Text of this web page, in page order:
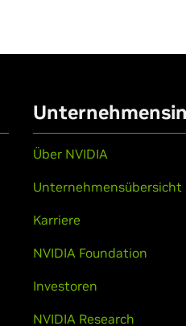
Über NVIDIA
Unternehmensübersicht
Karriere
NVIDIA Foundation
Investoren
NVIDIA Research